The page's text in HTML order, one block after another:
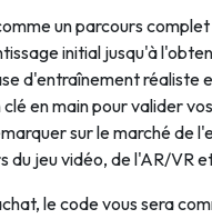
un parcours
initial jusqu'à
d'entraînement réaliste
clé en main pour valider
sur le marché de
du jeu vidéo, de l'AR/VR
le code vous sera